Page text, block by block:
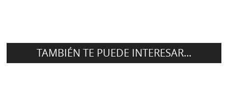
TAMBIÉN TE PUEDE INTERESAR...